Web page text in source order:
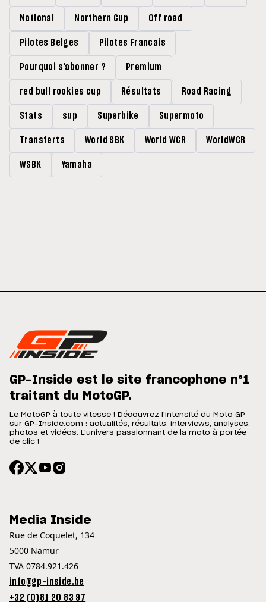
National Northern Cup Off road
Pilotes Belges Pilotes Francais
Pourquoi s'abonner ? Premium
red bull rookies cup Résultats Road Racing
Stats sup Superbike Supermoto
Transferts World SBK World WCR WorldWCR
WSBK Yamaha
GP-Inside est le site francophone n°1
traitant du MotoGP.
Le MotoGP à toute vitesse ! Découvrez l'intensité du Moto GP
sur GP-Inside.com : actualités, résultats, interviews, analyses,
photos et vidéos. L'univers passionnant de la moto à portée
de clic !
Media Inside
Rue de Coquelet, 134
5000 Namur
TVA 0784.921.426
info@gp-inside.be
+32 (0)81 20 83 97